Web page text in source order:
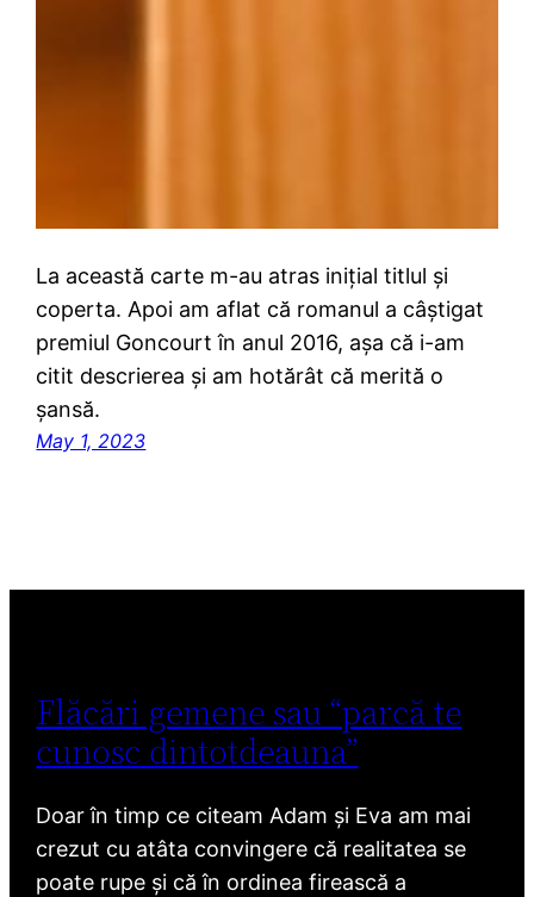
La această carte m-au atras inițial titlul și
coperta. Apoi am aflat că romanul a câștigat
premiul Goncourt în anul 2016, așa că i-am
citit descrierea și am hotărât că merită o
șansă.
May 1, 2023
Flăcări gemene sau “parcă te
cunosc dintotdeauna”
Doar în timp ce citeam Adam și Eva am mai
crezut cu atâta convingere că realitatea se
poate rupe și că în ordinea firească a